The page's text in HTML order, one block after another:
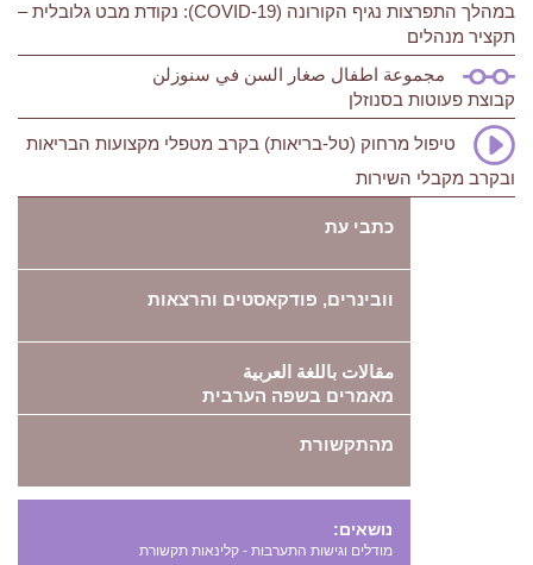
במהלך התפרצות נגיף הקורונה (COVID-19): נקודת מבט גלובלית –
תקציר מנהלים
مجموعة اطفال صغار السن في سنوزلن
קבוצת פעוטות בסנוזלן
טיפול מרחוק (טל-בריאות) בקרב מטפלי מקצועות הבריאות
ובקרב מקבלי השירות
כתבי עת
וובינרים, פודקאסטים והרצאות
مقالات باللغة العربية
מאמרים בשפה הערבית
מהתקשורת
נושאים:
מודלים וגישות התערבות - קלינאות תקשורת